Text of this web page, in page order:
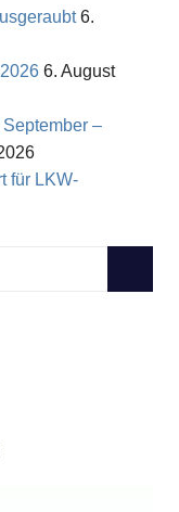
6.
6. August
–
für LKW-